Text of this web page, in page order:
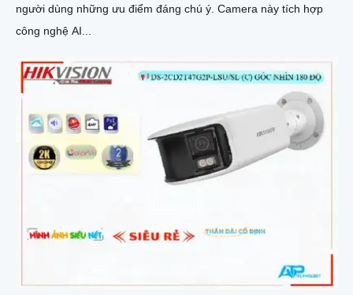
người dùng những ưu điểm đáng chú ý. Camera này tích hợp
công nghệ AI...